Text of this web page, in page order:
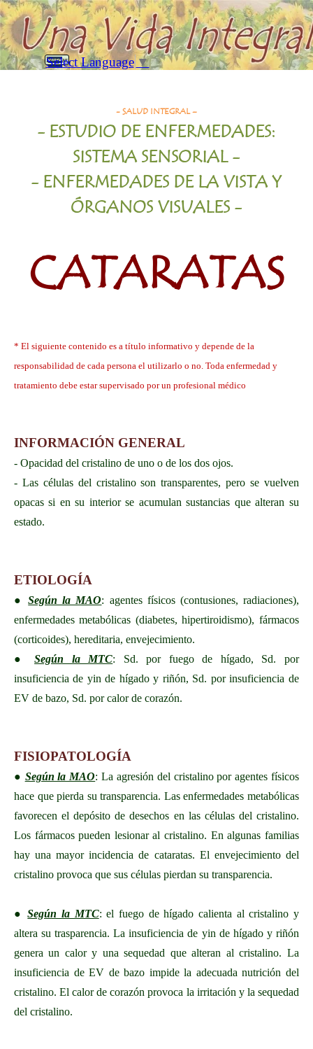
Vaya al Contenido
Saltar menú
Select Language ▼
Buscar
- SALUD INTEGRAL –
- ESTUDIO DE ENFERMEDADES:
SISTEMA SENSORIAL -
- ENFERMEDADES DE LA VISTA Y
ÓRGANOS VISUALES -
CATARATAS
* El siguiente contenido es a título informativo y depende de la
responsabilidad de cada persona el utilizarlo o no. Toda enfermedad y
tratamiento debe estar supervisado por un profesional médico
INFORMACIÓN GENERAL
- Opacidad del cristalino de uno o de los dos ojos.
- Las células del cristalino son transparentes, pero se vuelven
opacas si en su interior se acumulan sustancias que alteran su
estado.
ETIOLOGÍA
●Según la MAO: agentes físicos (contusiones, radiaciones),
enfermedades metabólicas (diabetes, hipertiroidismo), fármacos
(corticoides), hereditaria, envejecimiento.
●Según la MTC: Sd. por fuego de hígado, Sd. por
insuficiencia de yin de hígado y riñón, Sd. por insuficiencia de
EV de bazo, Sd. por calor de corazón.
FISIOPATOLOGÍA
● Según la MAO: La agresión del cristalino por agentes físicos
hace que pierda su transparencia. Las enfermedades metabólicas
favorecen el depósito de desechos en las células del cristalino.
Los fármacos pueden lesionar al cristalino. En algunas familias
hay una mayor incidencia de cataratas. El envejecimiento del
cristalino provoca que sus células pierdan su transparencia.
●Según la MTC: el fuego de hígado calienta al cristalino y
altera su trasparencia. La insuficiencia de yin de hígado y riñón
genera un calor y una sequedad que alteran al cristalino. La
insuficiencia de EV de bazo impide la adecuada nutrición del
cristalino. El calor de corazón provoca la irritación y la sequedad
del cristalino.